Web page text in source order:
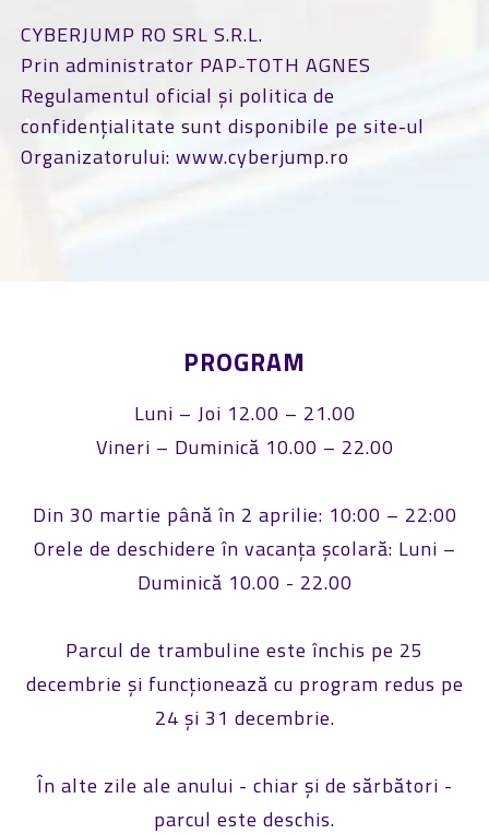
CYBERJUMP RO SRL S.R.L.
Prin administrator PAP-TOTH AGNES
Regulamentul oficial și politica de
confidențialitate sunt disponibile pe site-ul
Organizatorului: www.cyberjump.ro
PROGRAM
Luni – Joi 12.00 – 21.00
Vineri – Duminică 10.00 – 22.00
Din 30 martie până în 2 aprilie: 10:00 – 22:00
Orele de deschidere în vacanța școlară: Luni –
Duminică 10.00 - 22.00
Parcul de trambuline este închis pe 25
decembrie și funcționează cu program redus pe
24 și 31 decembrie.
În alte zile ale anului - chiar și de sărbători -
parcul este deschis.